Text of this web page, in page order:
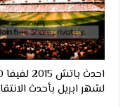
احدث
لشهر ابريل بأحدث